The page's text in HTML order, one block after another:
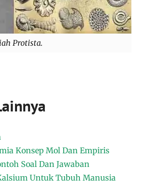
Protista.
Konsep Mol Dan Empiris
Soal Dan Jawaban
Untuk Tubuh Manusia